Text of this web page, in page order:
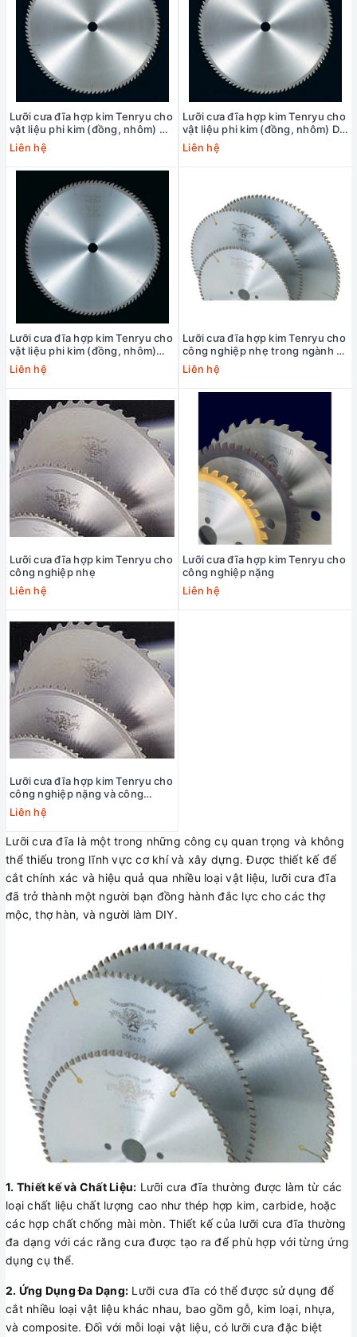
Lưỡi cưa đĩa hợp kim Tenryu cho
vật liệu phi kim (đồng, nhôm) D-
10
Liên hệ
Lưỡi cưa đĩa hợp kim Tenryu cho
vật liệu phi kim (đồng, nhôm) D-
5
Liên hệ
Lưỡi cưa đĩa hợp kim Tenryu cho
vật liệu phi kim (đồng, nhôm)
CBB-5
Liên hệ
Lưỡi cưa đĩa hợp kim Tenryu cho
công nghiệp nhẹ trong ngành ô
tô
Liên hệ
Lưỡi cưa đĩa hợp kim Tenryu cho
công nghiệp nhẹ
Liên hệ
Lưỡi cưa đĩa hợp kim Tenryu cho
công nghiệp nặng
Liên hệ
Lưỡi cưa đĩa hợp kim Tenryu cho
công nghiệp nặng và công
nghiệp nhẹ
Liên hệ
Lưỡi cưa đĩa là một trong những công cụ quan trọng và không
thể thiếu trong lĩnh vực cơ khí và xây dựng. Được thiết kế để
cắt chính xác và hiệu quả qua nhiều loại vật liệu, lưỡi cưa đĩa
đã trở thành một người bạn đồng hành đắc lực cho các thợ
mộc, thợ hàn, và người làm DIY.
1. Thiết kế và Chất Liệu: Lưỡi cưa đĩa thường được làm từ các
loại chất liệu chất lượng cao như thép hợp kim, carbide, hoặc
các hợp chất chống mài mòn. Thiết kế của lưỡi cưa đĩa thường
đa dạng với các răng cưa được tạo ra để phù hợp với từng ứng
dụng cụ thể.
2. Ứng Dụng Đa Dạng: Lưỡi cưa đĩa có thể được sử dụng để
cắt nhiều loại vật liệu khác nhau, bao gồm gỗ, kim loại, nhựa,
và composite. Đối với mỗi loại vật liệu, có lưỡi cưa đặc biệt